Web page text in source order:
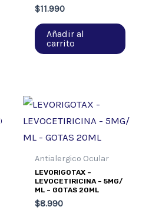
$11.990
Añadir al
carrito
Antialergico Ocular
LEVORIGOTAX –
LEVOCETIRICINA – 5MG/
ML – GOTAS 20ML
$8.990